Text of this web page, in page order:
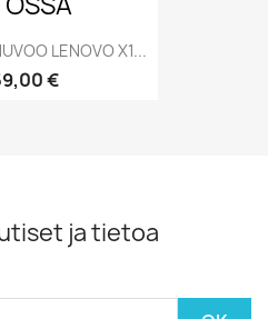
LENOVO X1...
€
ja tietoa